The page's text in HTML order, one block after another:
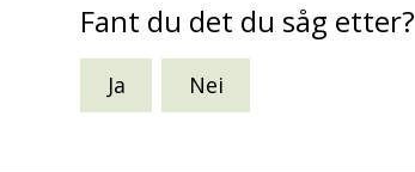
Fant du det du såg etter?
Ja Nei